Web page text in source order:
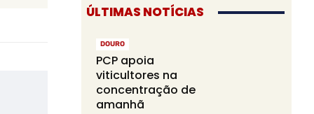
ÚLTIMAS NOTÍCIAS
DOURO
PCP apoia
viticultores na
concentração de
amanhã